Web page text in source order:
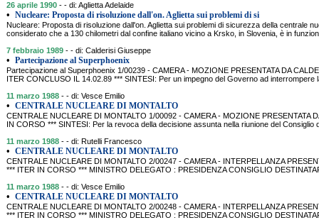
26 aprile 1990 - - di: Aglietta Adelaide
• Nucleare: Proposta di risoluzione dall'on. Aglietta sui problemi di si
Nucleare: Proposta di risoluzione dall'on. Aglietta sui problemi di sicurezza della centrale
considerato che a 130 chilometri dal confine italiano vicino a Krsko, in Slovenia, è in
7 febbraio 1989 - - di: Calderisi Giuseppe
• Partecipazione al Superphoenix
Partecipazione al Superphoenix 1/00239 - CAMERA - MOZIONE PRESENTATA DA
ITER CONCLUSO IL 14.02.89 *** SINTESI: Per un impegno del Governo ad interrompere
11 marzo 1988 - - di: Vesce Emilio
• CENTRALE NUCLEARE DI MONTALTO
CENTRALE NUCLEARE DI MONTALTO 1/00092 - CAMERA - MOZIONE PRESENTATA
IN CORSO *** SINTESI: Per la revoca della decisione assunta nella riunione del Consiglio
11 marzo 1988 - - di: Rutelli Francesco
• CENTRALE NUCLEARE DI MONTALTO
CENTRALE NUCLEARE DI MONTALTO 2/00247 - CAMERA - INTERPELLANZA
*** ITER IN CORSO *** MINISTRO DELEGATO : PRESIDENZA CONSIGLIO
11 marzo 1988 - - di: Vesce Emilio
• CENTRALE NUCLEARE DI MONTALTO
CENTRALE NUCLEARE DI MONTALTO 2/00248 - CAMERA - INTERPELLANZA
*** ITER IN CORSO *** MINISTRO DELEGATO : PRESIDENZA CONSIGLIO